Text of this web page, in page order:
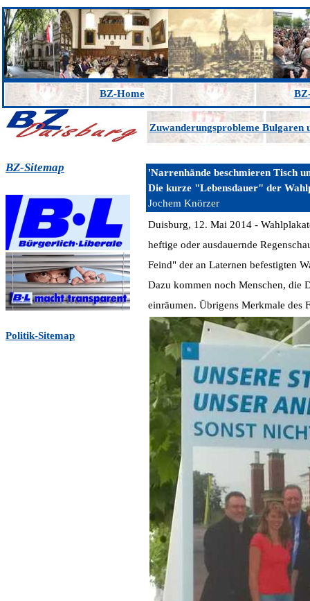
BZ-Home
BZ-Sitemap
Politik-Sitemap
Zuwanderungsprobleme Bulgaren
'Narrenhände beschmieren Tisch
Die kurze "Lebensdauer" der
Jochem Knörzer
Duisburg, 12. Mai 2014 -
heftige oder ausdauernde
Feind" der an Laternen befestigten
Dazu kommen noch Menschen, die
einräumen. Übrigens Merkmale des